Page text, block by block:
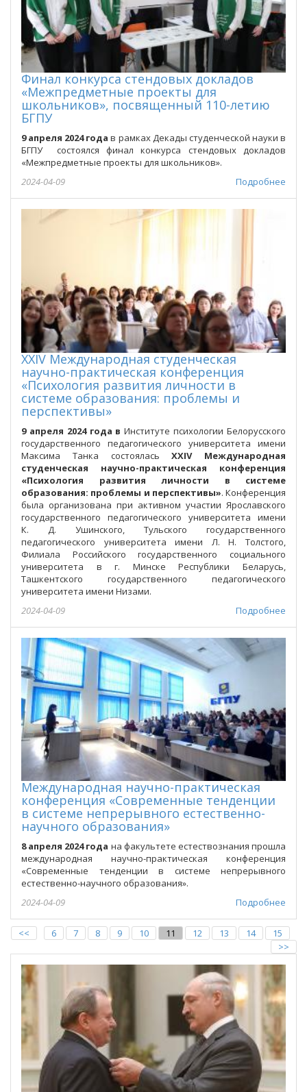
Финал конкурса стендовых докладов
«Межпредметные проекты для
школьников», посвященный 110-летию
БГПУ
9 апреля 2024 года в рамках Декады студенческой науки в
БГПУ состоялся финал конкурса стендовых докладов
«Межпредметные проекты для школьников».
Подробнее
2024-04-09
XXIV Международная студенческая
научно-практическая конференция
«Психология развития личности в
системе образования: проблемы и
перспективы»
9 апреля 2024 года вИнституте психологии Белорусского
государственного педагогического университета имени
Максима Танка состоялась XXIVМеждународная
студенческая научно-практическая конференция
«Психология развития личности в системе
образования: проблемы и перспективы». Конференция
была организована при активном участии Ярославского
государственного педагогического университета имени
К. Д. Ушинского, Тульского государственного
педагогического университета имени Л. Н. Толстого,
Филиала Российского государственного социального
университета в г. Минске Республики Беларусь,
Ташкентского государственного педагогического
университета имени Низами.
Подробнее
2024-04-09
Международная научно-практическая
конференция «Современные тенденции
в системе непрерывного естественно-
научного образования»
8 апреля 2024 года на факультете естествознания прошла
международная научно-практическая конференция
«Современные тенденции в системе непрерывного
естественно-научного образования».
Подробнее
2024-04-09
<< 6 7 8 9 10 11 12 13 14
15
>>